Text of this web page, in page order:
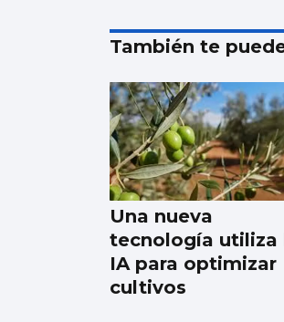
También te
Una nueva
tecnología utiliza
IA para optimizar
cultivos